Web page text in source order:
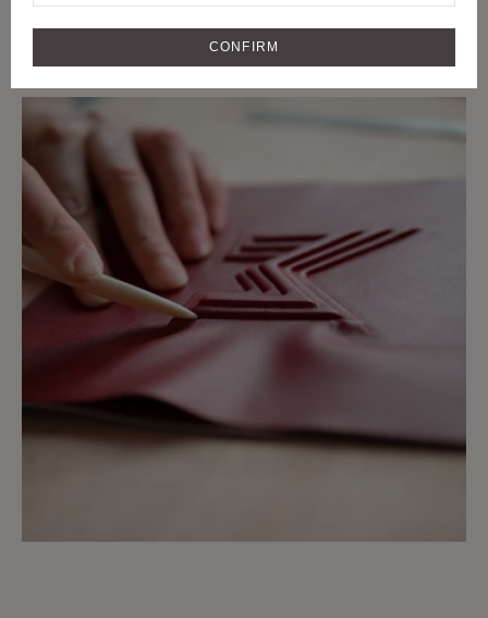
SAVOIR-FAIRE EXTRAORDINAIRE ET
MATIÈRES RARES DEPUIS 1849
CONFIRM